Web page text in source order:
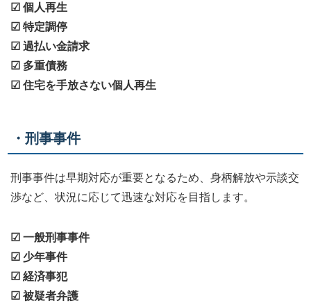
☑ 個人再生
☑ 特定調停
☑ 過払い金請求
☑ 多重債務
☑ 住宅を手放さない個人再生
・刑事事件
刑事事件は早期対応が重要となるため、身柄解放や示談交
渉など、状況に応じて迅速な対応を目指します。
☑ 一般刑事事件
☑ 少年事件
☑ 経済事犯
☑ 被疑者弁護